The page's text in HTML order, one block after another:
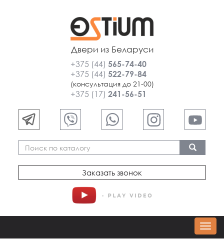
Двери из Беларуси
+375 (44) 565-74-40
+375 (44) 522-79-84
(консультация до 21-00)
+375 (17) 241-56-51
Заказать звонок